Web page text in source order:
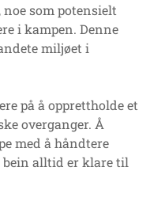
som potensielt
i kampen. Denne
miljøet i
på å opprettholde et
overganger. Å
med å håndtere
bein alltid er klare til